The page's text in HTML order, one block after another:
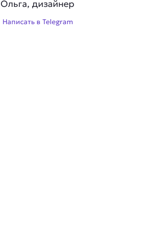
Ольга, дизайнер
Написать в Telegram